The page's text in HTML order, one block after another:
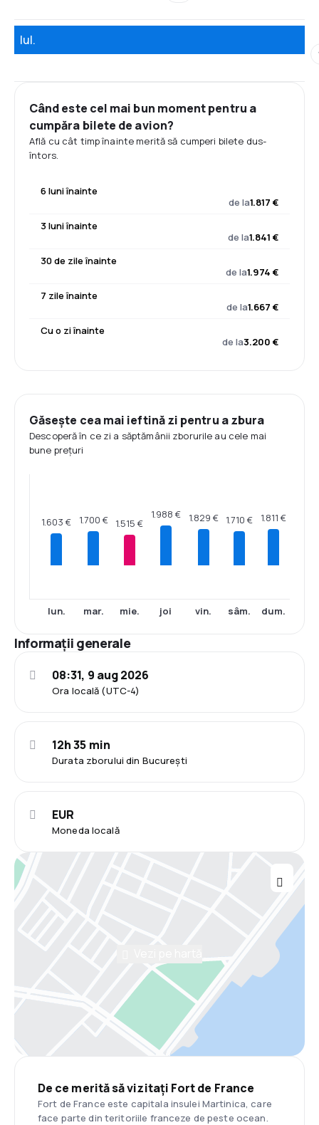
Iul.
Când este cel mai bun moment pentru a
cumpăra bilete de avion?
Află cu cât timp înainte merită să cumperi bilete dus-
întors.
6 luni înainte
de la1.817 €
3 luni înainte
de la1.841 €
30 de zile înainte
de la1.974 €
7 zile înainte
de la1.667 €
Cu o zi înainte
de la3.200 €
Găsește cea mai ieftină zi pentru a zbura
Descoperă în ce zi a săptămânii zborurile au cele mai
bune prețuri
1.603 €
lun.
1.700 €
mar.
1.515 €
mie.
1.988 €
joi
1.829 €
vin.
1.710 €
sâm.
1.811 €
dum.
Informații generale
Ora locală (UTC-4)
08:31, 9 aug 2026
Durata zborului din București
12h 35 min
Moneda locală
EUR
De ce merită să vizitați Fort de France
Fort de France este capitala insulei Martinica, care
face parte din teritoriile franceze de peste ocean.